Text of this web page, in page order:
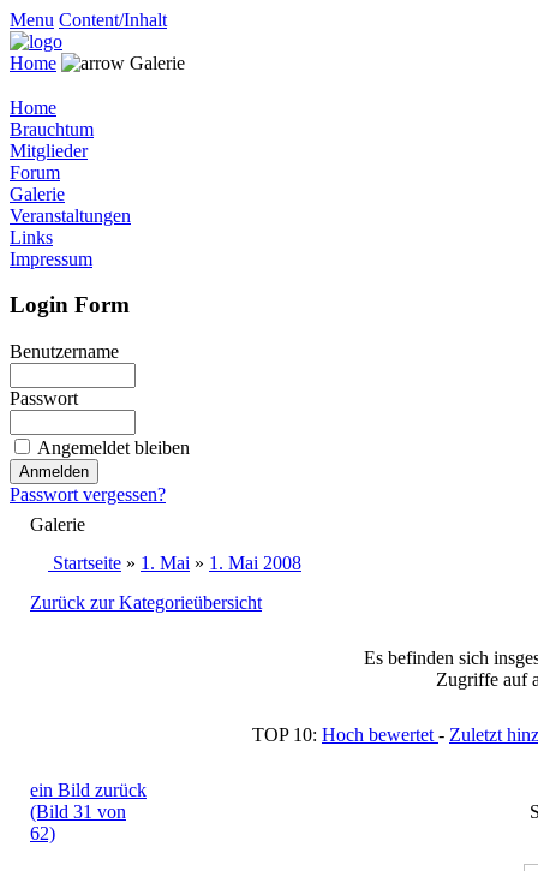
Menu Content/Inhalt
Home Galerie
Home
Brauchtum
Mitglieder
Forum
Galerie
Veranstaltungen
Links
Impressum
Login Form
Benutzername
Passwort
Angemeldet bleiben
Passwort vergessen?
Galerie
Startseite » 1. Mai » 1. Mai 2008
Zurück zur Kategorieübersicht
Es befinden sich
Zugriffe auf
TOP 10: Hoch bewertet - Zuletzt
ein Bild zurück
(Bild 31 von
62)